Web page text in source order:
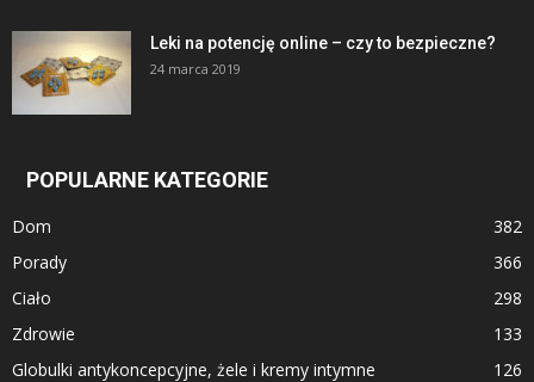
Leki na potencję online – czy to bezpieczne?
24 marca 2019
POPULARNE KATEGORIE
Dom
382
Porady
366
Ciało
298
Zdrowie
133
Globulki antykoncepcyjne, żele i kremy intymne
126